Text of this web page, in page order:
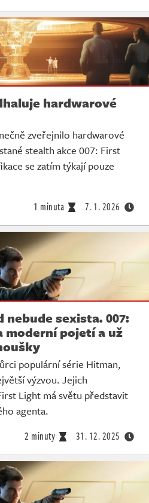
hardwarové
zveřejnilo hardwarové
stealth akce 007: First
se zatím týkají pouze
1 minuta 7. 1. 2026
nebude sexista. 007:
moderní pojetí a už
populární série Hitman,
výzvou. Jejich
Light má světu představit
agenta.
2 minuty 31. 12. 2025